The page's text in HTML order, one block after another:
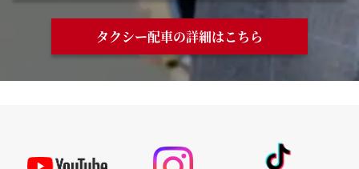
タクシー配車の詳細はこちら